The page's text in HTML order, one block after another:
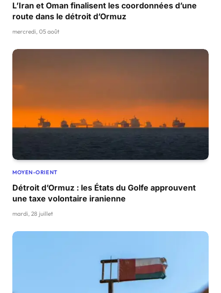
L’Iran et Oman finalisent les coordonnées d’une
route dans le détroit d’Ormuz
mercredi, 05 août
MOYEN-ORIENT
Détroit d’Ormuz : les États du Golfe approuvent
une taxe volontaire iranienne
mardi, 28 juillet